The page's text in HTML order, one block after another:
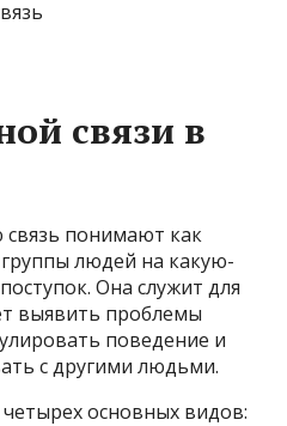
связи в
связь понимают как
людей на какую-
Она служит для
выявить проблемы
поведение и
с другими людьми.
основных видов: